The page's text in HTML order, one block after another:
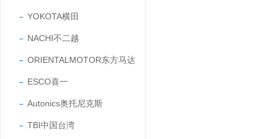
YOKOTA横田
NACHI不二越
ORIENTALMOTOR东方马达
ESCO喜一
Autonics奥托尼克斯
TBI中国台湾